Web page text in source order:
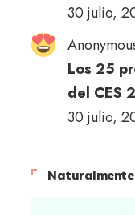
30 julio,
Los 25
del CES
30 julio,
Naturalmente